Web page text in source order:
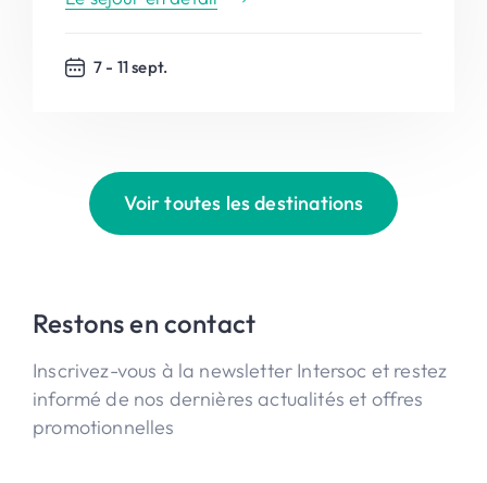
7 - 11 sept.
Voir toutes les destinations
Restons en contact
Inscrivez-vous à la newsletter Intersoc et restez
informé de nos dernières actualités et offres
promotionnelles